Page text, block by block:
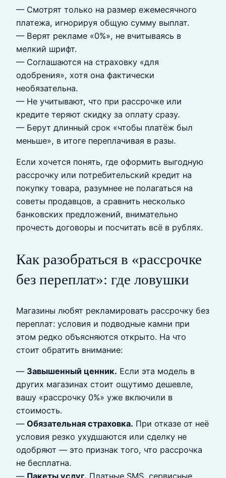
— Смотрят только на размер ежемесячного
платежа, игнорируя общую сумму выплат.
— Верят рекламе «0%», не вчитываясь в
мелкий шрифт.
— Соглашаются на страховку «для
одобрения», хотя она фактически
необязательна.
— Не учитывают, что при рассрочке или
кредите теряют скидку за оплату сразу.
— Берут длинный срок «чтобы платёж был
меньше», в итоге переплачивая в разы.
Если хочется понять, где оформить выгодную
рассрочку или потребительский кредит на
покупку товара, разумнее не полагаться на
советы продавцов, а сравнить несколько
банковских предложений, внимательно
прочесть договоры и посчитать всё в рублях.
Как разобраться в «рассрочке
без переплат»: где ловушки
Магазины любят рекламировать рассрочку без
переплат: условия и подводные камни при
этом редко объясняются открыто. На что
стоит обратить внимание:
— Завышенный ценник. Если эта модель в
других магазинах стоит ощутимо дешевле,
вашу «рассрочку 0%» уже включили в
стоимость.
— Обязательная страховка. При отказе от неё
условия резко ухудшаются или сделку не
одобряют — это признак того, что рассрочка
не бесплатна.
— Пакеты услуг. Платные SMS, сервисные